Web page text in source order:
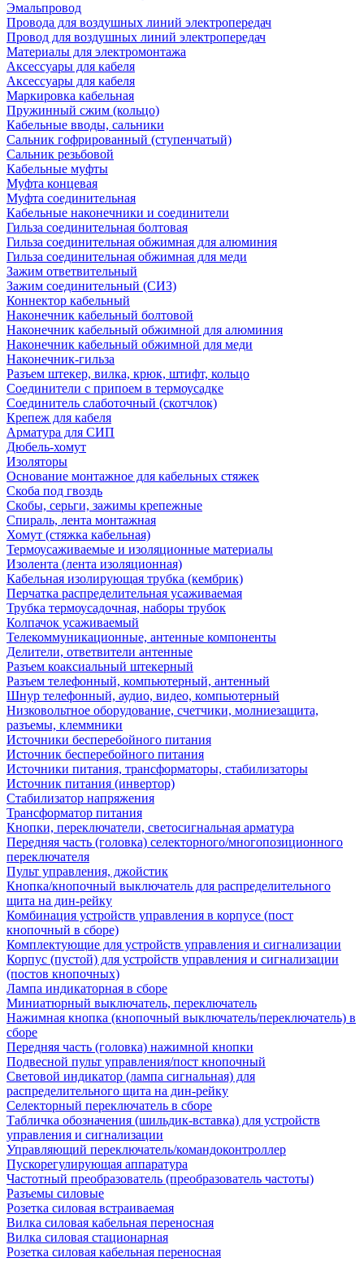
Эмальпровод
Провода для воздушных линий электропередач
Провод для воздушных линий электропередач
Материалы для электромонтажа
Аксессуары для кабеля
Аксессуары для кабеля
Маркировка кабельная
Пружинный сжим (кольцо)
Кабельные вводы, сальники
Сальник гофрированный (ступенчатый)
Сальник резьбовой
Кабельные муфты
Муфта концевая
Муфта соединительная
Кабельные наконечники и соединители
Гильза соединительная болтовая
Гильза соединительная обжимная для алюминия
Гильза соединительная обжимная для меди
Зажим ответвительный
Зажим соединительный (СИЗ)
Коннектор кабельный
Наконечник кабельный болтовой
Наконечник кабельный обжимной для алюминия
Наконечник кабельный обжимной для меди
Наконечник-гильза
Разъем штекер, вилка, крюк, штифт, кольцо
Соединители с припоем в термоусадке
Соединитель слаботочный (скотчлок)
Крепеж для кабеля
Арматура для СИП
Дюбель-хомут
Изоляторы
Основание монтажное для кабельных стяжек
Скоба под гвоздь
Скобы, серьги, зажимы крепежные
Спираль, лента монтажная
Хомут (стяжка кабельная)
Термоусаживаемые и изоляционные материалы
Изолента (лента изоляционная)
Кабельная изолирующая трубка (кембрик)
Перчатка распределительная усаживаемая
Трубка термоусадочная, наборы трубок
Колпачок усаживаемый
Телекоммуникационные, антенные компоненты
Делители, ответвители антенные
Разъем коаксиальный штекерный
Разъем телефонный, компьютерный, антенный
Шнур телефонный, аудио, видео, компьютерный
Низковольтное оборудование, счетчики, молниезащита,
разъемы, клеммники
Источники бесперебойного питания
Источник бесперебойного питания
Источники питания, трансформаторы, стабилизаторы
Источник питания (инвертор)
Стабилизатор напряжения
Трансформатор питания
Кнопки, переключатели, светосигнальная арматура
Передняя часть (головка) селекторного/многопозиционного
переключателя
Пульт управления, джойстик
Кнопка/кнопочный выключатель для распределительного
щита на дин-рейку
Комбинация устройств управления в корпусе (пост
кнопочный в сборе)
Комплектующие для устройств управления и сигнализации
Корпус (пустой) для устройств управления и сигнализации
(постов кнопочных)
Лампа индикаторная в сборе
Миниатюрный выключатель, переключатель
Нажимная кнопка (кнопочный выключатель/переключатель) в
сборе
Передняя часть (головка) нажимной кнопки
Подвесной пульт управления/пост кнопочный
Световой индикатор (лампа сигнальная) для
распределительного щита на дин-рейку
Селекторный переключатель в сборе
Табличка обозначения (шильдик-вставка) для устройств
управления и сигнализации
Управляющий переключатель/командоконтроллер
Пускорегулирующая аппаратура
Частотный преобразователь (преобразователь частоты)
Разъемы силовые
Розетка силовая встраиваемая
Вилка силовая кабельная переносная
Вилка силовая стационарная
Розетка силовая кабельная переносная